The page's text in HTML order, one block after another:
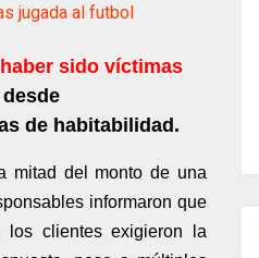
jugada al futbol
sido víctimas
de habitabilidad.
mitad del monto de una
informaron que
los clientes exigieron la